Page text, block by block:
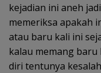
kejadian ini aneh
memeriksa apakah
atau baru kali ini
kalau memang
diri tentunya